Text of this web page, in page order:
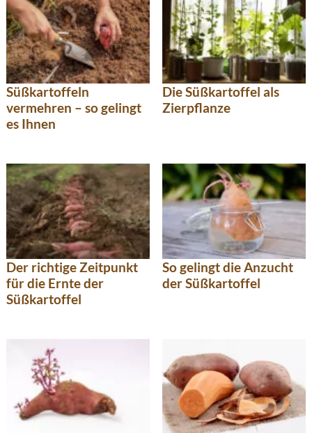
Süßkartoffeln
vermehren – so gelingt
es Ihnen
Die Süßkartoffel als
Zierpflanze
Der richtige Zeitpunkt
für die Ernte der
Süßkartoffel
So gelingt die Anzucht
der Süßkartoffel